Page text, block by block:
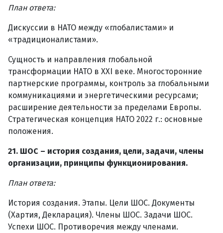
План ответа:
Дискуссии в НАТО между «глобалистами» и
«традиционалистами».
Сущность и направления глобальной
трансформации НАТО в XXI веке. Многосторонние
партнерские программы, контроль за глобальными
коммуникациями и энергетическими ресурсами;
расширение деятельности за пределами Европы.
Стратегическая концепция НАТО 2022 г.: основные
положения.
21. ШОС – история создания, цели, задачи, члены
организации, принципы функционирования.
План ответа:
История создания. Этапы. Цели ШОС. Документы
(Хартия, Декларация). Члены ШОС. Задачи ШОС.
Успехи ШОС. Противоречия между членами.